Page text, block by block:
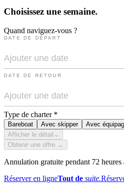
Choisissez une semaine.
Quand naviguez-vous ?
DATE DE DÉPART
DATE DE RETOUR
Type de charter *
Bareboat Avec skipper
Avec
Afficher le détail ⌄
Obtenir une offre →
Annulation gratuite pendant 72 heures
Réserver en ligneTout de suite.